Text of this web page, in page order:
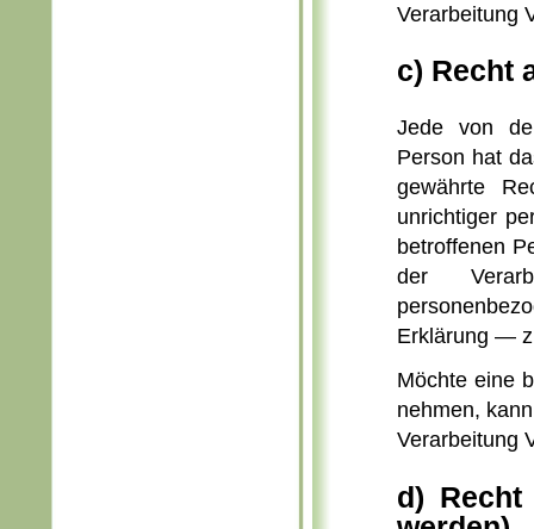
Verarbeitung
c) Recht
Jede von
Person hat
gewährte
unrichtiger
betroffenen
der
Erklärung —
Möchte eine
nehmen,
Verarbeitung
d) Recht